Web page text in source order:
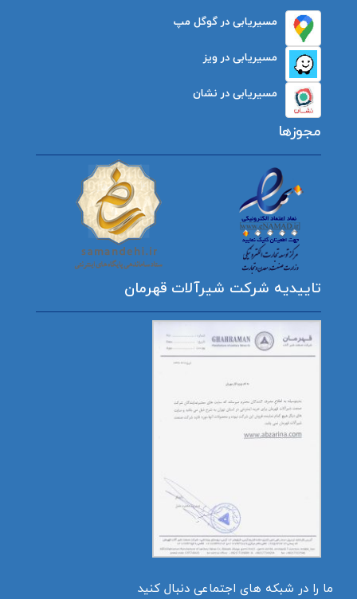
مسیریابی در گوگل مپ
مسیریابی در ویز
مسیریابی در نشان
مجوزها
تاییدیه شرکت شیرآلات قهرمان
ما را در شبکه های اجتماعی دنبال کنید